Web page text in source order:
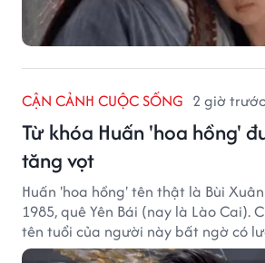
CẬN CẢNH CUỘC SỐNG 2 giờ trước
Từ khóa Huấn 'hoa hồng'
tăng vọt
Huấn 'hoa hồng' tên thật là Bùi
1985, quê Yên Bái (nay là Lào Cai).
tên tuổi của người này bất ngờ có
vọt.